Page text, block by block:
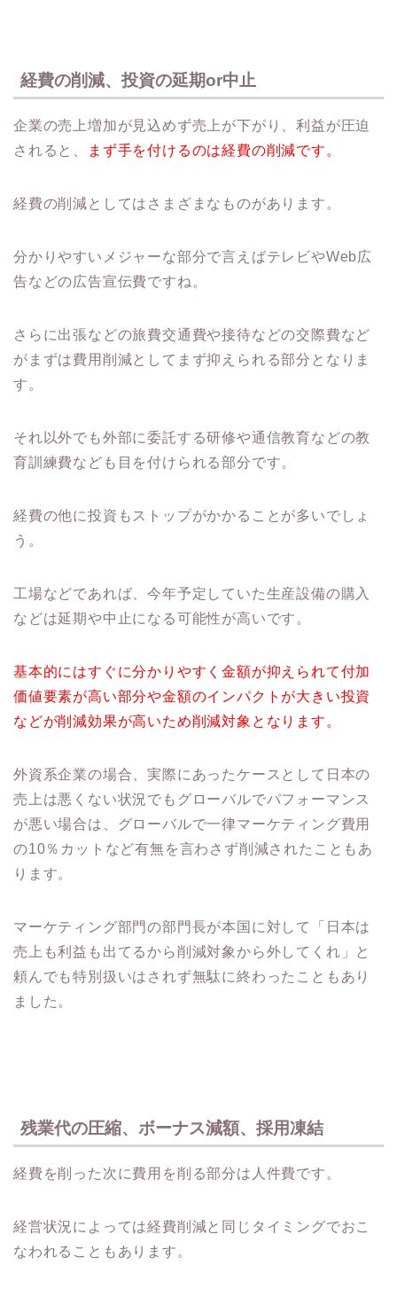
経費の削減、投資の延期or中止
企業の売上増加が見込めず売上が下がり、利益が圧迫
されると、
まず手を付けるのは経費の削減です。
経費の削減としてはさまざまなものがあります。
分かりやすいメジャーな部分で言えばテレビやWeb広
告などの広告宣伝費ですね。
さらに出張などの旅費交通費や接待などの交際費など
がまずは費用削減としてまず抑えられる部分となりま
す。
それ以外でも外部に委託する研修や通信教育などの教
育訓練費なども目を付けられる部分です。
経費の他に投資もストップがかかることが多いでしょ
う。
工場などであれば、今年予定していた生産設備の購入
などは延期や中止になる可能性が高いです。
基本的にはすぐに分かりやすく金額が抑えられて付加
価値要素が高い部分や金額のインパクトが大きい投資
などが削減効果が高いため削減対象となります。
外資系企業の場合、実際にあったケースとして日本の
売上は悪くない状況でもグローバルでパフォーマンス
が悪い場合は、グローバルで一律マーケティング費用
の10％カットなど有無を言わさず削減されたこともあ
ります。
マーケティング部門の部門長が本国に対して「日本は
売上も利益も出てるから削減対象から外してくれ」と
頼んでも特別扱いはされず無駄に終わったこともあり
ました。
残業代の圧縮、ボーナス減額、採用凍結
経費を削った次に費用を削る部分は人件費です。
経営状況によっては経費削減と同じタイミングでおこ
なわれることもあります。